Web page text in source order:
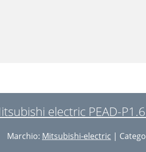
electric PEAD-
Marchio: Mitsubishi-electric |